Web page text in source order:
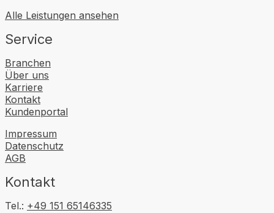
Alle Leistungen ansehen
Service
Branchen
Über uns
Karriere
Kontakt
Kundenportal
Impressum
Datenschutz
AGB
Kontakt
Tel.: +49 151 65146335